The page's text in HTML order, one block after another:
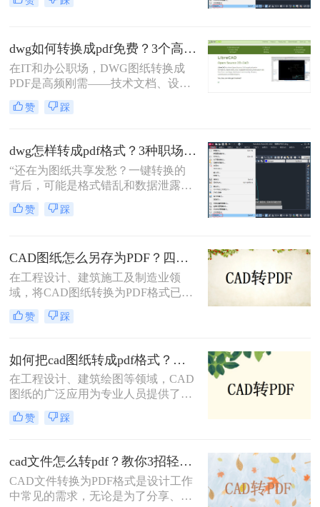
程师在交付文件时最怕听到的一句
防篡改的刚性需求。
dwg如何转换成pdf免费？3个高效精准方法，职场人亲测无坑！
在IT和办公职场，DWG图纸转换成
PDF是高频刚需——技术文档、设计
稿、项目报告常需PDF格式分享或打
印。但市面上多数工具转换不精准
（需装软件、调参数），甚至收费陷
阱频出。作为深耕办公软件测评7年
的小编，我亲测了20+方案，排除
WPS、命令行、迅捷等工具，只聚焦
真正免费、有效、安全的路径。今天
分享3个方法，助你告别“转换焦虑”，
赞 踩
dwg怎样转成pdf格式？3种职场人必备的高效方法，最后一招绝了！
“还在为图纸共享发愁？一键转换的
背后，可能是格式错乱和数据泄露的
双重陷阱。” 作为从业多年的办公软
件测评博主，我见过太多人因选错转
赞 踩
CAD图纸怎么另存为PDF？四种简单实用的方法推荐
在工程设计、建筑施工及制造业领
域，将CAD图纸转换为PDF格式已成
为日常工作的标准流程。PDF格式凭
借跨平台兼容性强、文件体积适中、
优势，被广泛应用于图纸提交、客户
审阅、档案存档及移动设备查看等场
景。
赞 踩
如何把cad图纸转成pdf格式？这四种方法轻松转换！
在工程设计、建筑绘图等领域，CAD
图纸的广泛应用为专业人员提供了极
大的便利。然而，有时我们需要将
CAD图纸转换成PDF格式，以便在不
打印。PDF格式因其跨平台性、一致
性和不可编辑性等特点，成为了理想
的转换格式。那么如何把cad图纸转成
pdf格式呢？本文将介绍四种将CAD
赞 踩
cad文件怎么转pdf？教你3招轻松解决！
CAD文件转换为PDF格式是设计工作
中常见的需求，无论是为了分享、存